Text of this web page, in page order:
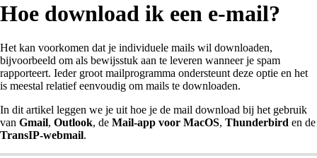
Hoe download ik een e-mail?
Het kan voorkomen dat je individuele mails wil downloaden,
bijvoorbeeld om als bewijsstuk aan te leveren wanneer je spam
rapporteert. Ieder groot mailprogramma ondersteunt deze optie en het
is meestal relatief eenvoudig om mails te downloaden.
In dit artikel leggen we je uit hoe je de mail download bij het gebruik
van Gmail, Outlook, de Mail-app voor MacOS, Thunderbird en de
TransIP-webmail.